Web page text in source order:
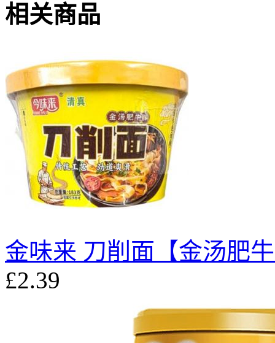
相关商品
金味来 刀削面【金汤肥
£2.39